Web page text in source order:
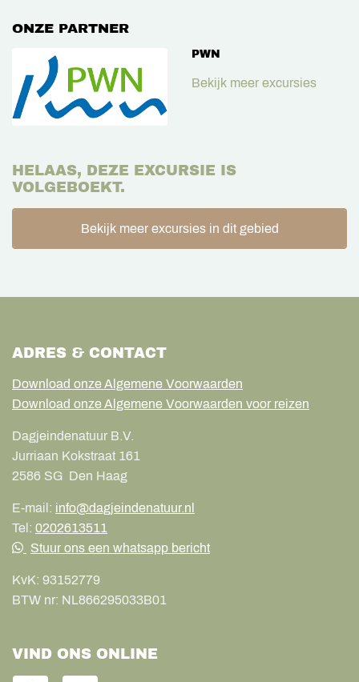
ONZE PARTNER
PWN
Bekijk meer excursies
HELAAS, DEZE EXCURSIE IS
VOLGEBOEKT.
Bekijk meer excursies in dit gebied
ADRES & CONTACT
Download onze Algemene Voorwaarden
Download onze Algemene Voorwaarden voor reizen
Dagjeindenatuur B.V.
Jurriaan Kokstraat 161
2586 SG Den Haag
E-mail: info@dagjeindenatuur.nl
Tel: 0202613511
Stuur ons een whatsapp bericht
KvK: 93152779
BTW nr: NL866295033B01
VIND ONS ONLINE